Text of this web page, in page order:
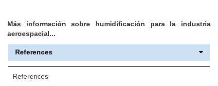
Más información sobre humidificación para la industria
aeroespacial...
References
References